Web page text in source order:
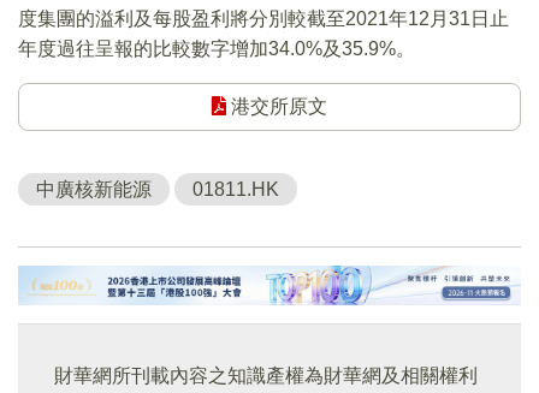
度集團的溢利及每股盈利將分別較截至2021年12月31日止
年度過往呈報的比較數字增加34.0%及35.9%。
港交所原文
中廣核新能源 01811.HK
財華網所刊載內容之知識產權為財華網及相關權利